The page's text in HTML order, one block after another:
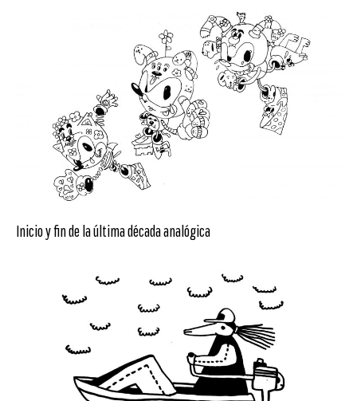
Inicio y fin de la última década analógica